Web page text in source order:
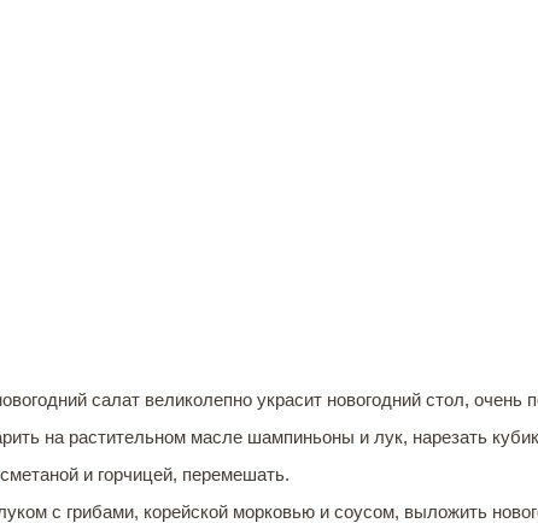
салат великолепно украсит новогодний стол, очень
на растительном масле шампиньоны и лук, нарезать
и горчицей, перемешать.
с грибами, корейской морковью и соусом, выложить